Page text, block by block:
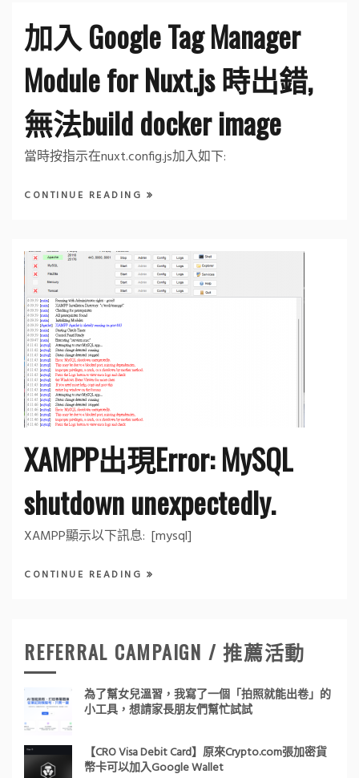
加入 Google Tag Manager
Module for Nuxt.js 時出錯,
無法build docker image
當時按指示在nuxt.config.js加入如下:
CONTINUE READING
XAMPP出現Error: MySQL
shutdown unexpectedly.
XAMPP顯示以下訊息: [mysql]
CONTINUE READING
REFERRAL CAMPAIGN / 推薦活動
為了幫女兒溫習，我寫了一個「拍照就能出卷」的
小工具，想請家長朋友們幫忙試試
【CRO Visa Debit Card】原來Crypto.com張加密貨
幣卡可以加入Google Wallet